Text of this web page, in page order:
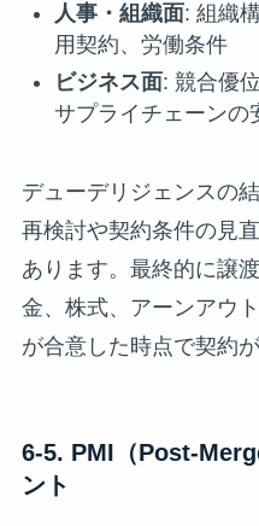
人事・組織面: 組織
用契約、労働条件
ビジネス面: 競合優
サプライチェーンの
デューデリジェンスの
再検討や契約条件の見
あります。最終的に譲
金、株式、アーンアウ
が合意した時点で契約
6-5. PMI（Post-
ント